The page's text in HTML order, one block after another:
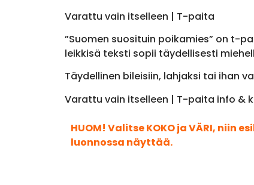
Varattu vain itselleen | T-paita
”Suomen suosituin poikamies” on t-
leikkisä teksti sopii täydellisesti
Täydellinen bileisiin, lahjaksi tai ihan
Varattu vain itselleen | T-paita info &
HUOM! Valitse KOKO ja VÄRI,
luonnossa näyttää.